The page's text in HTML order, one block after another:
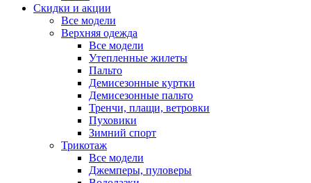
Скидки и акции
Все модели
Верхняя одежда
Все модели
Утепленные жилеты
Пальто
Демисезонные куртки
Демисезонные пальто
Тренчи, плащи, ветровки
Пуховики
Зимний спорт
Трикотаж
Все модели
Джемперы, пуловеры